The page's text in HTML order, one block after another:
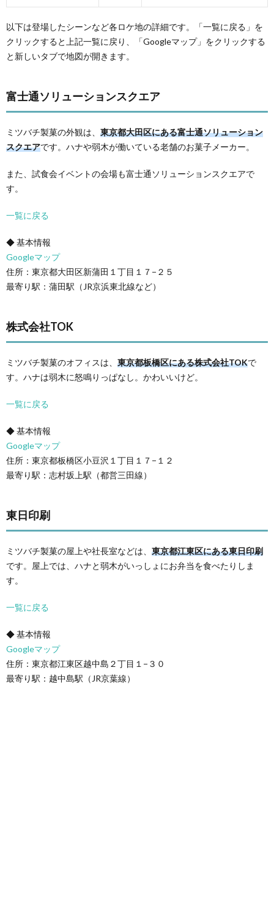
以下は登場したシーンなど各ロケ地の詳細です。「一覧に戻る」を
クリックすると上記一覧に戻り、「Googleマップ」をクリックする
と新しいタブで地図が開きます。
富士通ソリューションスクエア
ミツバチ製菓の外観は、 東京都大田区にある富士通ソリューション
スクエアです。ハナや弱木が働いている老舗のお菓子メーカー。
また、試食会イベントの会場も富士通ソリューションスクエアで
す。
一覧に戻る
◆ 基本情報
Googleマップ
住所：東京都大田区新蒲田１丁目１７−２５
最寄り駅：蒲田駅（JR京浜東北線など）
株式会社TOK
ミツバチ製菓のオフィスは、 東京都板橋区にある株式会社TOKで
す。ハナは弱木に怒鳴りっぱなし。かわいいけど。
一覧に戻る
◆ 基本情報
Googleマップ
住所：東京都板橋区小豆沢１丁目１７−１２
最寄り駅：志村坂上駅（都営三田線）
東日印刷
ミツバチ製菓の屋上や社長室などは、 東京都江東区にある東日印刷
です。屋上では、ハナと弱木がいっしょにお弁当を食べたりしま
す。
一覧に戻る
◆ 基本情報
Googleマップ
住所：東京都江東区越中島２丁目１−３０
最寄り駅：越中島駅（JR京葉線）